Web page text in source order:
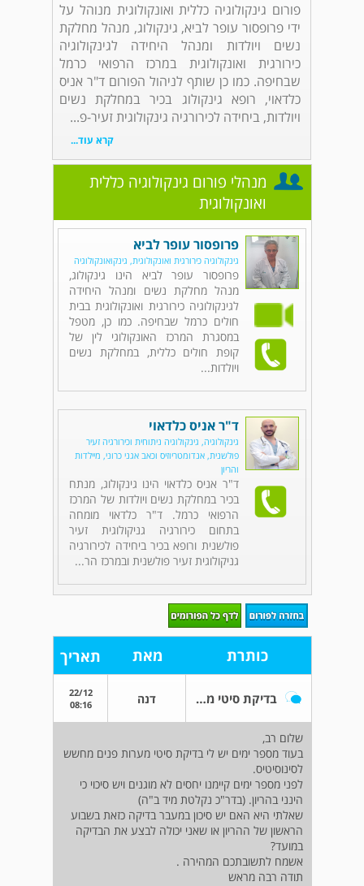
פורום גינקולוגיה כללית ואונקולוגית מנוהל על
ידי פרופסור עופר לביא, גינקולוג, מנהל מחלקת
נשים ויולדות ומנהל היחידה לגינקולוגיה
כירורגית ואונקולוגית במרכז הרפואי כרמל
שבחיפה. כמו כן שותף לניהול הפורום ד"ר אניס
כלדאוי, רופא גינקולוג בכיר במחלקת נשים
ויולדות, ביחידה לכירורגיה גינקולוגית זעיר-פ...
קרא עוד...
מנהלי פורום גינקולוגיה כללית
ואונקולוגית
פרופסור עופר לביא
גינקולוגיה כירורגית ואונקולוגית, גינקואונקולוגיה
פרופסור עופר לביא הינו גינקולוג,
מנהל מחלקת נשים ומנהל היחידה
לגינקולוגיה כירורגית ואונקולוגית בבית
חולים כרמל שבחיפה. כמו כן, מטפל
במסגרת המרכז האונקולוגי לין של
קופת חולים כללית, במחלקת נשים
ויולדות...
ד"ר אניס כלדאוי
גינקולוגיה, גינקולוגיה ניתוחית וכירורגיה זעיר
פולשנית, אנדומטריוזיס וכאב אגני כרוני, מיילדות
והריון
ד"ר אניס כלדאוי הינו גינקולוג, מנתח
בכיר במחלקת נשים ויולדות של המרכז
הרפואי כרמל. ד"ר כלדאוי מומחה
בתחום כירורגיה גניקולוגית זעיר
פולשנית ורופא בכיר ביחידה לכירורגיה
גניקולוגית זעיר פולשנית ובמרכז הר...
כותרת מאת תאריך
בדיקת סיטי מערות פנים והריון דנה
22/12
08:16
שלום רב,
בעוד מספר ימים יש לי בדיקת סיטי מערות פנים מחשש
לסינוסיטיס.
לפני מספר ימים קיימנו יחסים לא מוגנים ויש סיכוי כי
הינני בהריון. (בדר"כ נקלטת מיד ב"ה)
שאלתי היא האם יש סיכון במעבר בדיקה כזאת בשבוע
הראשון של ההריון או שאני יכולה לבצע את הבדיקה
במועד?
אשמח לתשובתכם המהירה .
תודה רבה מראש